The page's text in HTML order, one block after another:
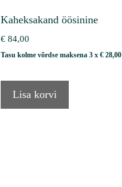
Kaheksakand öösinine
€84,00
Tasu kolme võrdse maksena 3 x €28,00
Lisa korvi